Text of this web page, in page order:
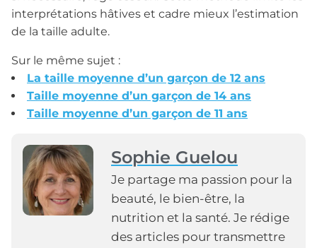
interprétations hâtives et cadre mieux l’estimation
de la taille adulte.
Sur le même sujet :
La taille moyenne d’un garçon de 12 ans
Taille moyenne d’un garçon de 14 ans
Taille moyenne d’un garçon de 11 ans
Sophie Guelou
Je partage ma passion pour la
beauté, le bien-être, la
nutrition et la santé. Je rédige
des articles pour transmettre